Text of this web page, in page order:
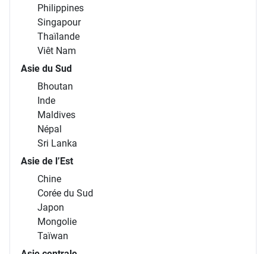
Philippines
Singapour
Thaïlande
Viêt Nam
Asie du Sud
Bhoutan
Inde
Maldives
Népal
Sri Lanka
Asie de l’Est
Chine
Corée du Sud
Japon
Mongolie
Taïwan